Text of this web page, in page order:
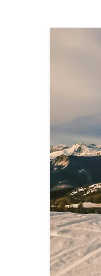
ÜBER UNS
Unsere Mission
Respect the Goat